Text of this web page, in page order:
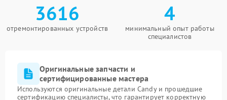
3616
отремонтированных устройств
4
минимальный опыт работы
специалистов
Оригинальные запчасти и
сертифицированные мастера
Используются оригинальные детали Candy и прошедшие
сертификацию специалисты, что гарантирует корректную